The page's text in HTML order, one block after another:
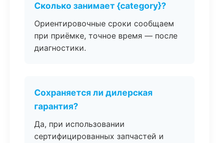
Сколько занимает {category}?
Ориентировочные сроки сообщаем
при приёмке, точное время — после
диагностики.
Сохраняется ли дилерская
гарантия?
Да, при использовании
сертифицированных запчастей и